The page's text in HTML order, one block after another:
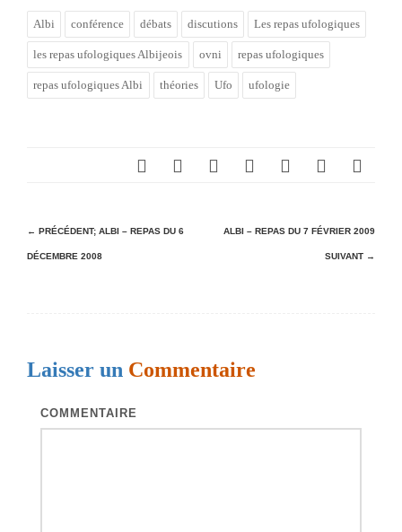
Albi conférence débats discutions Les repas ufologiques
les repas ufologiques Albijeois ovni repas ufologiques
repas ufologiques Albi théories Ufo ufologie
N
a
a
← PRÉCÉDENT; ALBI – REPAS DU 6
DÉCEMBRE 2008
ALBI – REPAS DU 7 FÉVRIER 2009
SUIVANT →
Laisser un Commentaire
COMMENTAIRE